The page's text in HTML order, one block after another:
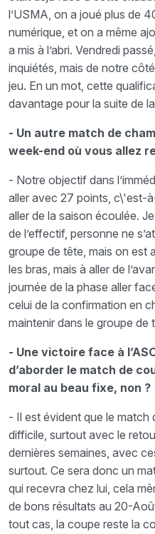
l’USMA, on a joué plus de
numérique, et on a même
a mis à l’abri. Vendredi
inquiétés, mais de notre
jeu. En un mot, cette
davantage pour la suite de
- Un autre match de
week-end où vous allez
- Notre objectif dans
aller avec 27 points, c\'est-
aller de la saison écoulée.
de l’effectif, personne ne
groupe de tête, mais on est
les bras, mais à aller de
journée de la phase aller
celui de la confirmation en
maintenir dans le groupe de
- Une victoire face à
d’aborder le match de
moral au beau fixe, non ?
- Il est évident que le match
difficile, surtout avec le
dernières semaines, avec
surtout. Ce sera donc un
qui recevra chez lui, cela
de bons résultats au 20-
tout cas, la coupe reste la